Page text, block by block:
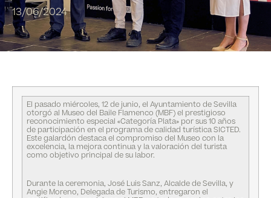
13/06/2024
El pasado miércoles, 12 de junio, el Ayuntamiento de Sevilla
otorgó al Museo del Baile Flamenco (MBF) el prestigioso
reconocimiento especial «Categoría Plata» por sus 10 años
de participación en el programa de calidad turística SICTED.
Este galardón destaca el compromiso del Museo con la
excelencia, la mejora continua y la valoración del turista
como objetivo principal de su labor.
Durante la ceremonia, José Luis Sanz, Alcalde de Sevilla, y
Angie Moreno, Delegada de Turismo, entregaron el